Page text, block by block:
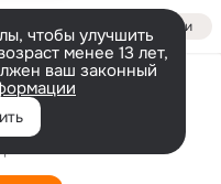
Войти
чтобы улучшить
менее 13 лет,
ваш законный